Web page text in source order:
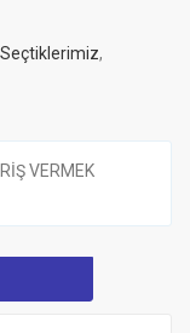
,
VERMEK